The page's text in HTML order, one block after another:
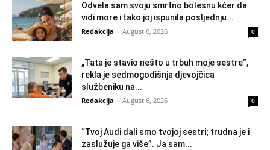
Odvela sam svoju smrtno bolesnu kćer da
vidi more i tako joj ispunila posljednju...
Redakcija - August 6, 2026 0
„Tata je stavio nešto u trbuh moje sestre”,
rekla je sedmogodišnja djevojčica
službeniku na...
Redakcija - August 6, 2026 0
“Tvoj Audi dali smo tvojoj sestri; trudna je i
zaslužuje ga više”. Ja sam...